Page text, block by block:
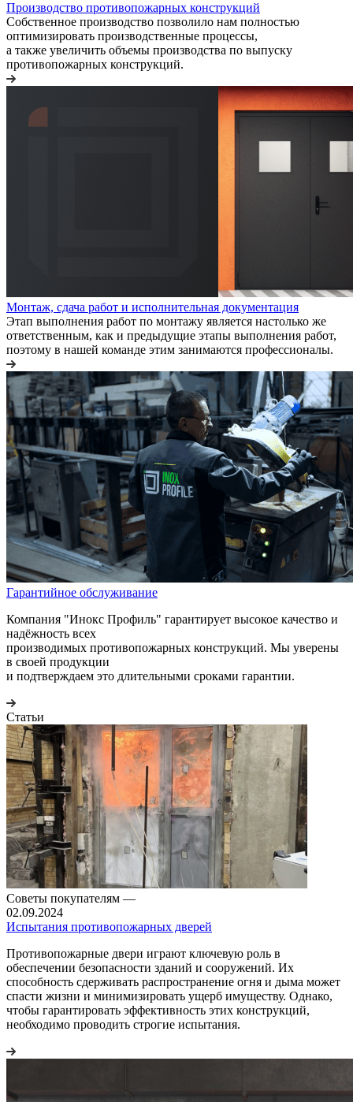
Производство противопожарных конструкций
Собственное производство позволило нам полностью
оптимизировать производственные процессы,
а также увеличить объемы производства по выпуску
противопожарных конструкций.
Монтаж, сдача работ и исполнительная документация
Этап выполнения работ по монтажу является настолько же
ответственным, как и предыдущие этапы выполнения работ,
поэтому в нашей команде этим занимаются профессионалы.
Гарантийное обслуживание
Компания "Инокс Профиль" гарантирует высокое качество и
надёжность всех
производимых противопожарных конструкций. Мы уверены
в своей продукции
и подтверждаем это длительными сроками гарантии.
Статьи
Советы покупателям —
02.09.2024
Испытания противопожарных дверей
Противопожарные двери играют ключевую роль в
обеспечении безопасности зданий и сооружений. Их
способность сдерживать распространение огня и дыма может
спасти жизни и минимизировать ущерб имуществу. Однако,
чтобы гарантировать эффективность этих конструкций,
необходимо проводить строгие испытания.